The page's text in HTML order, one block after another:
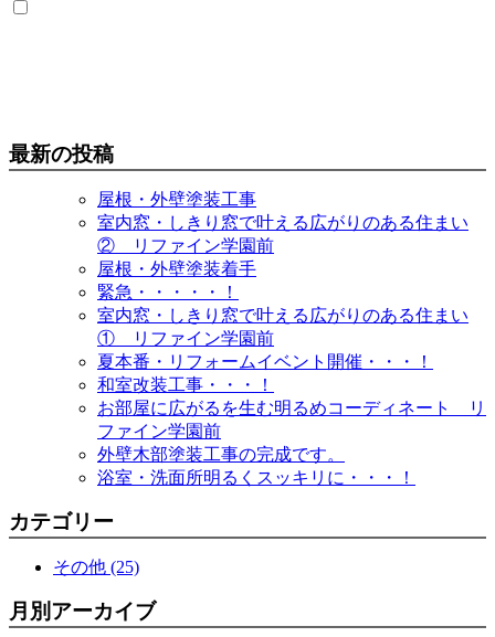
最新の投稿
屋根・外壁塗装工事
室内窓・しきり窓で叶える広がりのある住まい
② リファイン学園前
屋根・外壁塗装着手
緊急・・・・・！
室内窓・しきり窓で叶える広がりのある住まい
① リファイン学園前
夏本番・リフォームイベント開催・・・！
和室改装工事・・・！
お部屋に広がるを生む明るめコーディネート リ
ファイン学園前
外壁木部塗装工事の完成です。
浴室・洗面所明るくスッキリに・・・！
カテゴリー
その他 (25)
月別アーカイブ